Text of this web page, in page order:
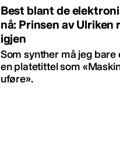
Best blant de
nå: Prinsen av Ulriken
igjen
Som synther må jeg bare
en platetittel som
uføre».